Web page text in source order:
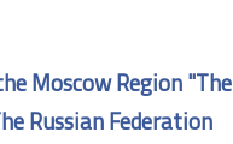
Moscow Region "The
Russian Federation